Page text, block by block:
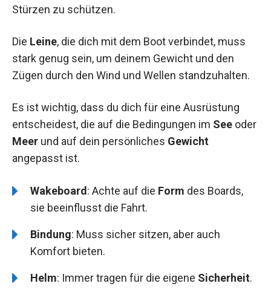
Stürzen zu schützen.
Die Leine, die dich mit dem Boot verbindet, muss
stark genug sein, um deinem Gewicht und den
Zügen durch den Wind und Wellen standzuhalten.
Es ist wichtig, dass du dich für eine Ausrüstung
entscheidest, die auf die Bedingungen im See oder
Meer und auf dein persönliches Gewicht
angepasst ist.
Wakeboard: Achte auf die Form des Boards,
sie beeinflusst die Fahrt.
Bindung: Muss sicher sitzen, aber auch
Komfort bieten.
Helm: Immer tragen für die eigene Sicherheit.